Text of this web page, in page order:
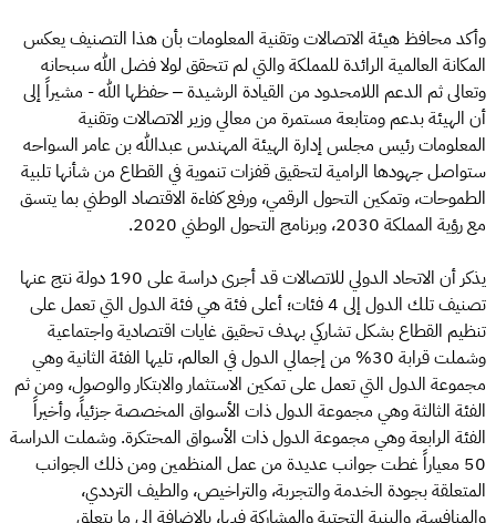
وأكد محافظ هيئة الاتصالات وتقنية المعلومات بأن هذا التصنيف يعكس
المكانة العالمية الرائدة للمملكة والتي لم تتحقق لولا فضل الله سبحانه
وتعالى ثم الدعم اللامحدود من القيادة الرشيدة – حفظها الله - مشيراً إلى
أن الهيئة بدعم ومتابعة مستمرة من معالي وزير الاتصالات وتقنية
المعلومات رئيس مجلس إدارة الهيئة المهندس عبدالله بن عامر السواحه
ستواصل جهودها الرامية لتحقيق قفزات تنموية في القطاع من شأنها تلبية
الطموحات، وتمكين التحول الرقمي، ورفع كفاءة الاقتصاد الوطني بما يتسق
مع رؤية المملكة 2030، وبرنامج التحول الوطني 2020.
يذكر أن الاتحاد الدولي للاتصالات قد أجرى دراسة على 190 دولة نتج عنها
تصنيف تلك الدول إلى 4 فئات؛ أعلى فئة هي فئة الدول التي تعمل على
تنظيم القطاع بشكل تشاركي بهدف تحقيق غايات اقتصادية واجتماعية
وشملت قرابة 30% من إجمالي الدول في العالم، تليها الفئة الثانية وهي
مجموعة الدول التي تعمل على تمكين الاستثمار والابتكار والوصول، ومن ثم
الفئة الثالثة وهي مجموعة الدول ذات الأسواق المخصصة جزئياً، وأخيراً
الفئة الرابعة وهي مجموعة الدول ذات الأسواق المحتكرة. وشملت الدراسة
50 معياراً غطت جوانب عديدة من عمل المنظمين ومن ذلك الجوانب
المتعلقة بجودة الخدمة والتجربة، والتراخيص، والطيف الترددي،
والمنافسة، والبنية التحتية والمشاركة فيها، بالإضافة إلى ما يتعلق